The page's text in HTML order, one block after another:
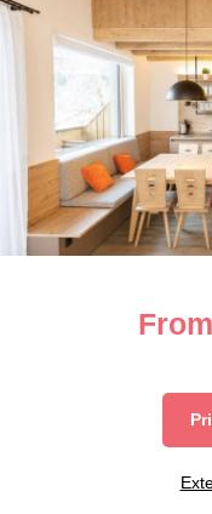
From